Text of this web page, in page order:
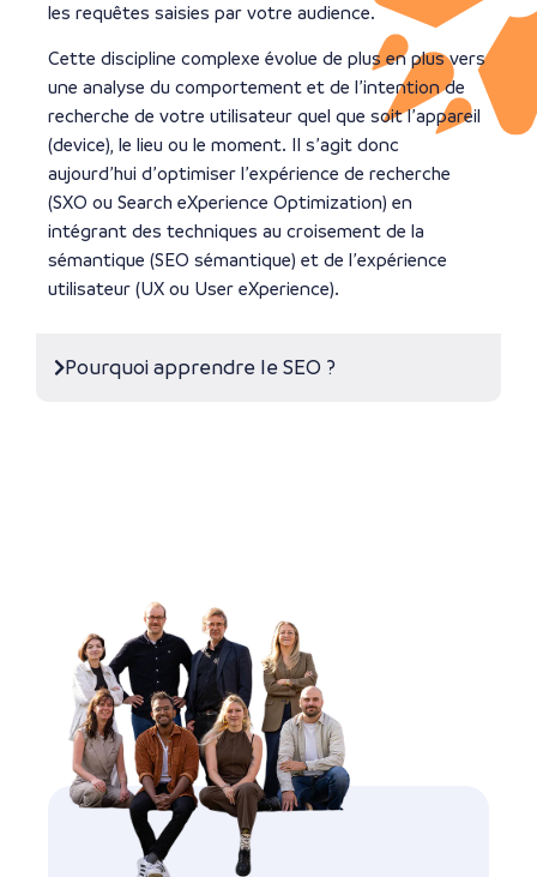
les requêtes saisies par votre audience.
Cette discipline complexe évolue de plus en plus vers
une analyse du comportement et de l’intention de
recherche de votre utilisateur quel que soit l’appareil
(device), le lieu ou le moment. Il s’agit donc
aujourd’hui d’optimiser l’expérience de recherche
(SXO ou Search eXperience Optimization) en
intégrant des techniques au croisement de la
sémantique (SEO sémantique) et de l’expérience
utilisateur (UX ou User eXperience).
Pourquoi apprendre le SEO ?